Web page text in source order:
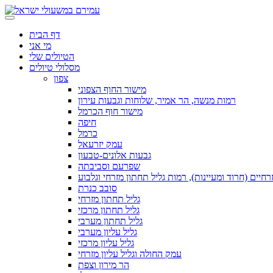
דף הבית
מי אני
הטיולים שלי
מסלולי טיולים
צפון
מישור החוף הצפוני
רמות מנשה, הר אמיר, שלוחות וגבעות עירון
מישור חוף הכרמל
חיפה
כרמל
עמק יזרעאל
גבעות אלונים-טבעון
שפרעם וסביבתה
(חרוד ומעיינות), רמות גליל תחתון מזרחי וגלבוע
סובב כנרת
גליל תחתון מזרחי
גליל תחתון מרכזי
גליל תחתון מערבי
גליל עליון מערבי
גליל עליון מרכזי
עמק החולה וגליל עליון מזרחי
הר מירון וצפת